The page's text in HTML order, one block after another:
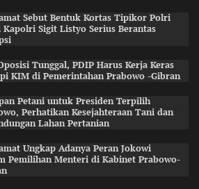
Sebut Bentuk Kortas Tipikor Polri
Sigit Listyo Serius Berantas
Tunggal, PDIP Harus Kerja Keras
KIM di Pemerintahan Prabowo -Gibran
Petani untuk Presiden Terpilih
Perhatikan Kesejahteraan Tani dan
Lahan Pertanian
Ungkap Adanya Peran Jokowi
Pemilihan Menteri di Kabinet Prabowo-